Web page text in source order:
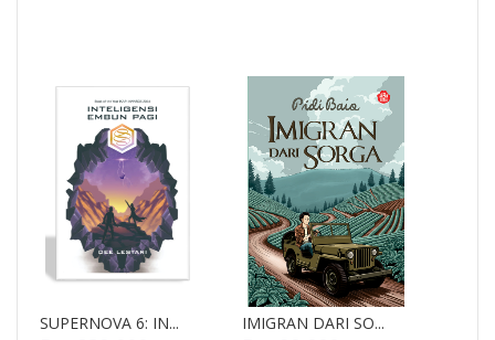
SUPERNOVA 6: IN... IMIGRAN DARI SO...